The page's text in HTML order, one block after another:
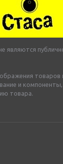
являются
товаров
и
товара.